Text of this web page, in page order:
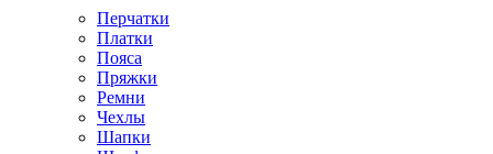
Перчатки
Платки
Пояса
Пряжки
Ремни
Чехлы
Шапки